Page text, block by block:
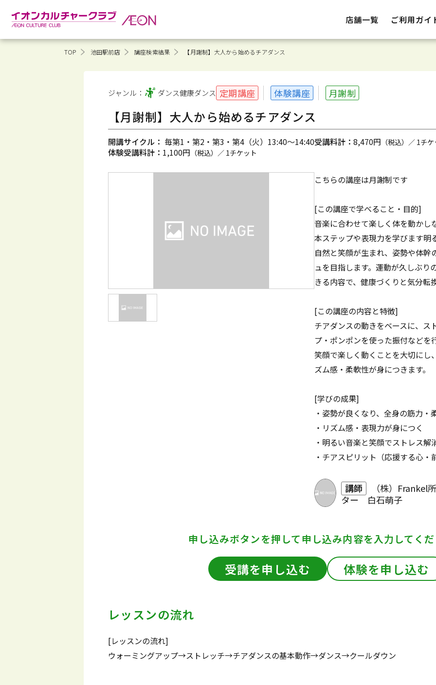
店舗一覧 ご利用ガイ
TOP 池田駅前店 講座検索結果 【月謝制】大人から始めるチアダンス
ジャンル： ダンス健康ダンス 定期講座 体験講座 月謝制
【月謝制】大人から始めるチアダンス
開講サイクル： 毎第1・第2・第3・第4（火）13:40～14:40受講料計： 8,470円 （税込）／ 1チ
体験受講料計： 1,100円 （税込）／ 1チケット
こちらの講座は月謝制です
[この講座で学べること・目的]
音楽に合わせて楽しく体を動かし
本ステップや表現力を学びます明
自然と笑顔が生まれ、姿勢や体幹
ュを目指します。運動が久しぶり
きる内容で、健康づくりと気分転
[この講座の内容と特徴]
チアダンスの動きをベースに、ス
プ・ポンポンを使った振付などを
笑顔で楽しく動くことを大切にし
ズム感・柔軟性が身につきます。
[学びの成果]
・姿勢が良くなり、全身の筋力・
・リズム感・表現力が身につく
・明るい音楽と笑顔でストレス解
・チアスピリット（応援する心
講師
（株）Frankel
ター 白石萌子
申し込みボタンを押して申し込み内容を入力してく
受講を申し込む 体験を申し込む
レッスンの流れ
[レッスンの流れ]
ウォーミングアップ→ストレッチ→チアダンスの基本動作→ダンス→クールダウン